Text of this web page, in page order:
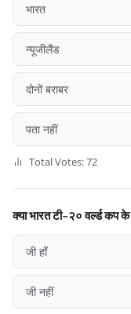
भारत
न्यूजीलैंड
दोनों बराबर
पता नहीं
Total Votes: 72
क्या भारत टी-२० वर्ल्ड कप
जी हाँ
जी नहीं